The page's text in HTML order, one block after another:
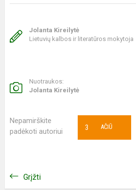
Jolanta Kireilytė
Lietuvių kalbos ir literatūros mokytoja
Nuotraukos:
Jolanta Kireilytė
Nepamirškite
padėkoti autoriui
AČIŪ
3
Grįžti